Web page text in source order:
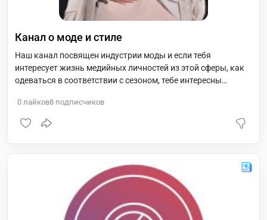
Канал о моде и стиле
Наш канал посвящен индустрии моды и если тебя
интересует жизнь медийных личностей из этой сферы, как
одеваться в соответствии с сезоном, тебе интересны
0 лайков8 подписчиков